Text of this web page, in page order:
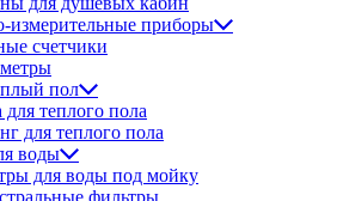
измерительные приборы
счетчики
пол
для теплого пола
для теплого пола
воды
для воды под мойку